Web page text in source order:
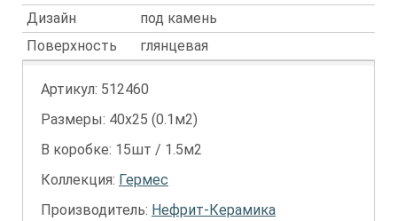
Дизайн
под камень
Поверхность
глянцевая
Артикул: 512460
Размеры: 40х25 (0.1м2)
В коробке: 15шт / 1.5м2
Коллекция: Гермес
Производитель: Нефрит-Керамика